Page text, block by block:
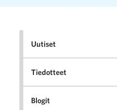
Uutiset
Tiedotteet
Blogit